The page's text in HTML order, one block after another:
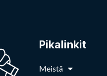
Pikalinkit
Meistä